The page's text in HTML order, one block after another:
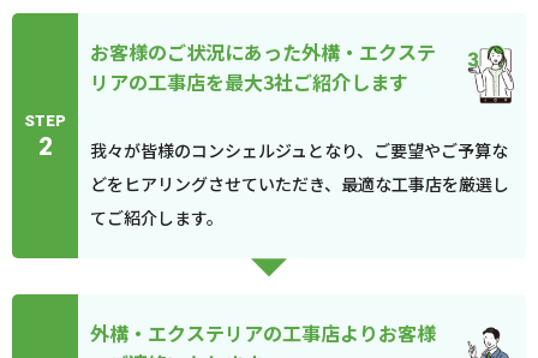
STEP
2
お客様のご状況にあった外構・エクステ
リアの工事店を最大3社ご紹介します
我々が皆様のコンシェルジュとなり、ご要望やご予算な
どをヒアリングさせていただき、最適な工事店を厳選し
てご紹介します。
外構・エクステリアの工事店よりお客様